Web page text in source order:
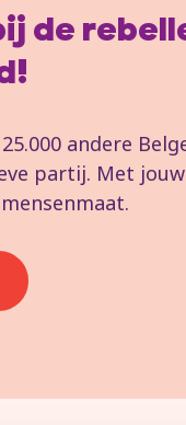
de
andere
partij. Met